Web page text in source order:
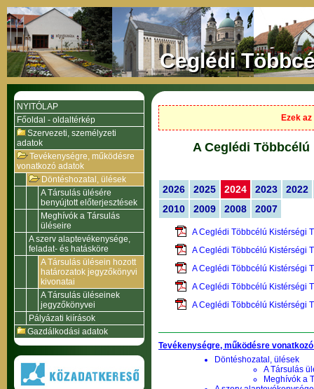
Ceglédi
NYITÓLAP
Főoldal - oldaltérkép
Szervezeti, személyzeti
adatok
Tevékenységre, működésre
vonatkozó adatok
Döntéshozatal, ülések
A Társulás ülésére
benyújtott előterjesztések
Meghívók a Társulás
üléseire
A szerv alaptevékenysége,
feladat- és hatásköre
A Társulás ülésein hozott
határozatok jegyzőkönyvi
kivonatai
A Társulás üléseinek
jegyzőkönyvei
Pályázati kiírások
Gazdálkodási adatok
Ezek
A Ceglédi
2026 2025 2024 2023
2022
2010
2009 2008 2007
A Ceglédi Többcélú Kistérségi
A Ceglédi Többcélú Kistérségi
A Ceglédi Többcélú Kistérségi
A Ceglédi Többcélú Kistérségi
A Ceglédi Többcélú Kistérségi
Tevékenységre, működésre
Döntéshozatal, ülések
A Társulás
Meghívók a